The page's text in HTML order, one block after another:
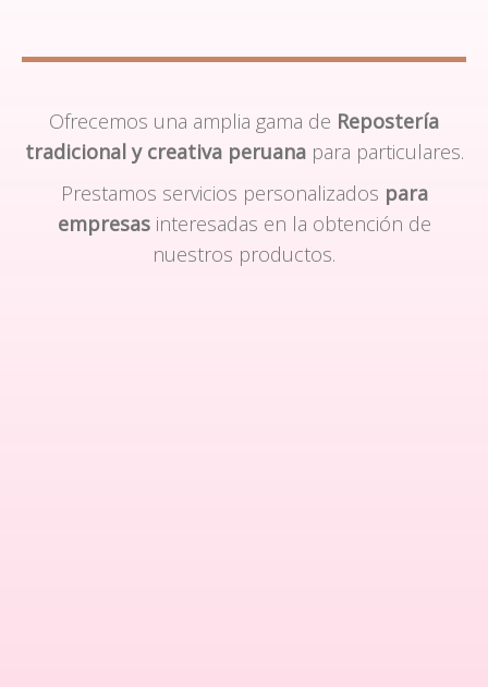
Ofrecemos una amplia gama de Repostería
tradicional y creativa peruanapara particulares.
Prestamos servicios personalizados para
empresasinteresadas en la obtención de
nuestros productos.